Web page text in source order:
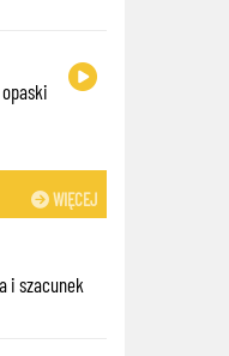
WIĘCEJ
i szacunek